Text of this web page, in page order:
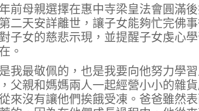
前母親選擇在惠中寺梁皇法會圓滿
二天安詳離世，讓子女能夠忙完佛
子女的慈悲示現，並提醒子女虔心
。
我最敬佩的，也是我要向他努力學
父親和媽媽兩人一起經營小小的雜
來沒有讓他們挨餓受凍。爸爸雖然